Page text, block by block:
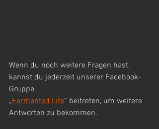
Wenn du noch weitere Fragen hast,
kannst du jederzeit unserer Facebook-
Gruppe
„Fermented Life“ beitreten, um weitere
Antworten zu bekommen.